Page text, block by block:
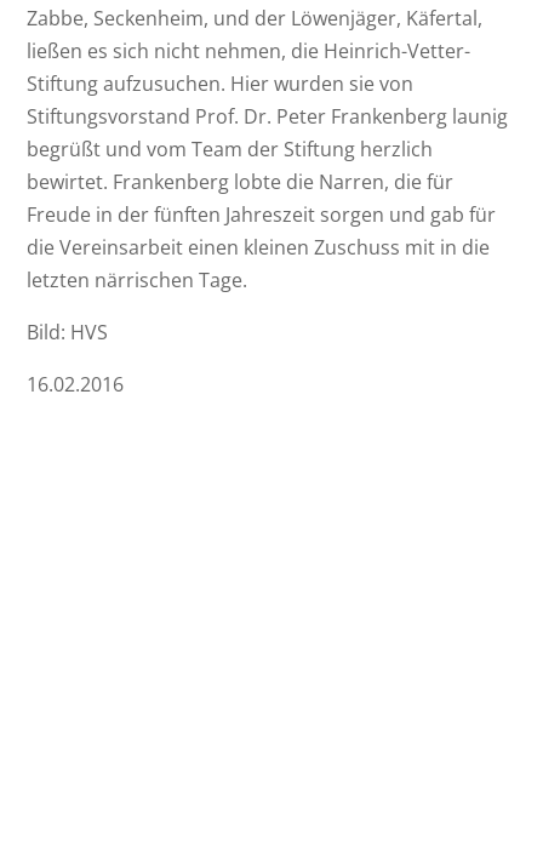
Zabbe, Seckenheim, und der Löwenjäger, Käfertal,
ließen es sich nicht nehmen, die Heinrich-Vetter-
Stiftung aufzusuchen. Hier wurden sie von
Stiftungsvorstand Prof. Dr. Peter Frankenberg launig
begrüßt und vom Team der Stiftung herzlich
bewirtet. Frankenberg lobte die Narren, die für
Freude in der fünften Jahreszeit sorgen und gab für
die Vereinsarbeit einen kleinen Zuschuss mit in die
letzten närrischen Tage.
Bild: HVS
16.02.2016